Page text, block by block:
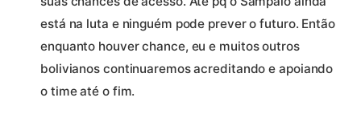
está na luta e ninguém pode prever o futuro. Então
enquanto houver chance, eu e muitos outros
bolivianos continuaremos acreditando e apoiando
o time até o fim.